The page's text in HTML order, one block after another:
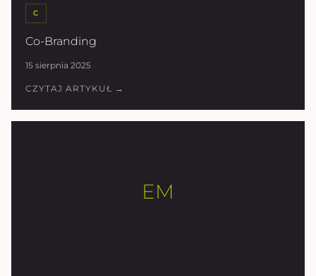
C
Co-Branding
15 sierpnia 2025
CZYTAJ ARTYKUŁ →
EM